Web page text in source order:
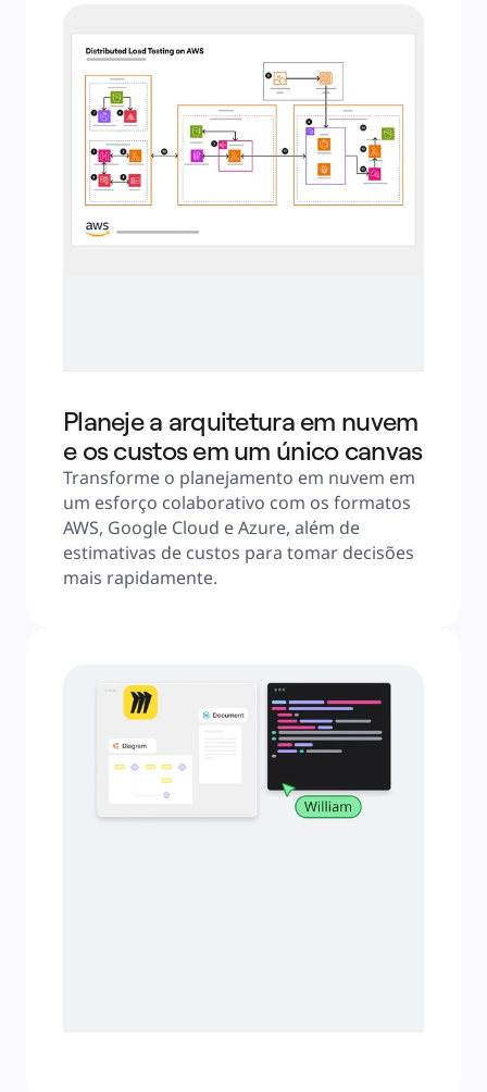
Planeje a arquitetura em nuvem
e os custos em um único canvas
Transforme o planejamento em nuvem em
um esforço colaborativo com os formatos
AWS, Google Cloud e Azure, além de
estimativas de custos para tomar decisões
mais rapidamente.